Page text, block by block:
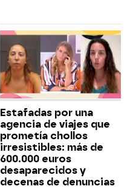
Estafadas por una
agencia de viajes que
prometía chollos
irresistibles: más de
600.000 euros
desaparecidos y
decenas de denuncias